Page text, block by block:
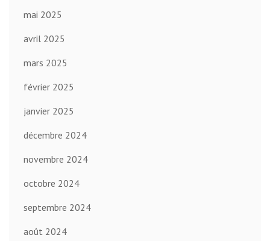
mai 2025
avril 2025
mars 2025
février 2025
janvier 2025
décembre 2024
novembre 2024
octobre 2024
septembre 2024
août 2024